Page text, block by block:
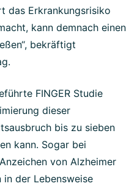
das Erkrankungsrisiko
kann demnach einen
bekräftigt
FINGER Studie
dieser
bis zu sieben
kann. Sogar bei
von Alzheimer
in der Lebensweise